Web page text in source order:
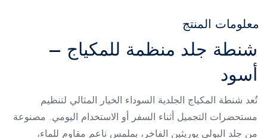
معلومات المنتج
شنطة جلد منظمة للمكياج –
أسود
تُعد شنطة المكياج الجلدية السوداء الخيار المثالي لتنظيم
مستحضرات التجميل أثناء السفر أو الاستخدام اليومي. مصنوعة
من جلد البولي يوريثين الفاخر، بملمس ناعم مقاوم للماء،